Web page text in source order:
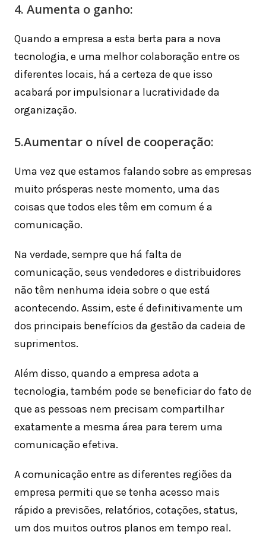
4. Aumenta o ganho:
Quando a empresa a esta berta para a nova
tecnologia, e uma melhor colaboração entre os
diferentes locais, há a certeza de que isso
acabará por impulsionar a lucratividade da
organização.
5.Aumentar o nível de cooperação:
Uma vez que estamos falando sobre as empresas
muito prósperas neste momento, uma das
coisas que todos eles têm em comum é a
comunicação.
Na verdade, sempre que há falta de
comunicação, seus vendedores e distribuidores
não têm nenhuma ideia sobre o que está
acontecendo. Assim, este é definitivamente um
dos principais benefícios da gestão da cadeia de
suprimentos.
Além disso, quando a empresa adota a
tecnologia, também pode se beneficiar do fato de
que as pessoas nem precisam compartilhar
exatamente a mesma área para terem uma
comunicação efetiva.
A comunicação entre as diferentes regiões da
empresa permiti que se tenha acesso mais
rápido a previsões, relatórios, cotações, status,
um dos muitos outros planos em tempo real.